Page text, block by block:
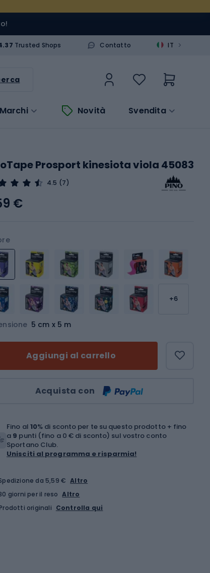
Trusted Shops Contatto IT >
Marchi Novità Svendita
Prosport kinesiota viola 45083
4.5 (7)
+6
5 cm x 5 m
Aggiungi al carrello
Acquista con
€
Fino al 10% di sconto per te su questo prodotto + fino
a 9 punti (fino a 0 € di sconto) sul vostro conto
Sportano Club.
Unisciti al programma e risparmia!
da 5,59 € Altro
giorni per il reso Altro
Prodotti originali Controlla qui